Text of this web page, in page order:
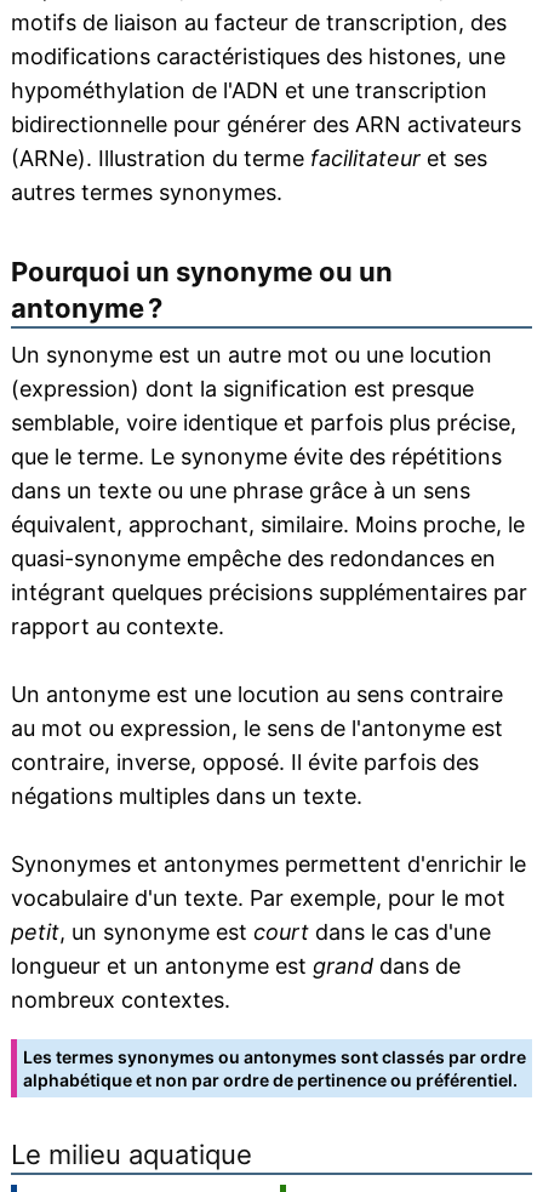
motifs de liaison au facteur de transcription, des
modifications caractéristiques des histones, une
hypométhylation de l'ADN et une transcription
bidirectionnelle pour générer des ARN activateurs
(ARNe). Illustration du terme facilitateuret ses
autres termes synonymes.
Pourquoi un synonyme ou un
antonyme ?
Un synonyme est un autre mot ou une locution
(expression) dont la signification est presque
semblable, voire identique et parfois plus précise,
que le terme. Le synonyme évite des répétitions
dans un texte ou une phrase grâce à un sens
équivalent, approchant, similaire. Moins proche, le
quasi-synonyme empêche des redondances en
intégrant quelques précisions supplémentaires par
rapport au contexte.
Un antonyme est une locution au sens contraire
au mot ou expression, le sens de l'antonyme est
contraire, inverse, opposé. Il évite parfois des
négations multiples dans un texte.
Synonymes et antonymes permettent d'enrichir le
vocabulaire d'un texte. Par exemple, pour le mot
petit, un synonyme est courtdans le cas d'une
longueur et un antonyme est granddans de
nombreux contextes.
Les termes synonymes ou antonymes sont classés par ordre
alphabétique et non par ordre de pertinence ou préférentiel.
Le milieu aquatique